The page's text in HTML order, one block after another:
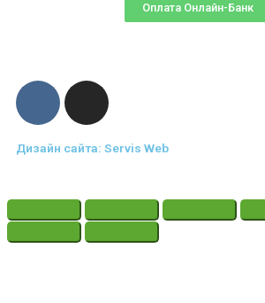
Оплата Онлайн-Банк
Дизайн сайта: Servis Web